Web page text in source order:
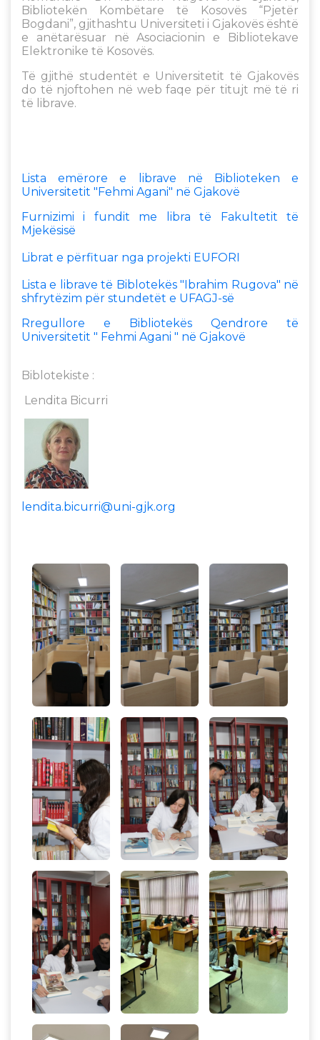
Bibliotekën Kombëtare të Kosovës “Pjetër
Bogdani”, gjithashtu Universiteti i Gjakovës është
e anëtarësuar në Asociacionin e Bibliotekave
Elektronike të Kosovës.
Të gjithë studentët e Universitetit të Gjakovës
do të njoftohen në web faqe për titujt më të ri
të librave.
Lista emërore e librave në Biblioteken e
Universitetit "Fehmi Agani" në Gjakovë
Furnizimi i fundit me libra të Fakultetit të
Mjekësisë
Librat e përfituar nga projekti EUFORI
Lista e librave të Biblotekës "Ibrahim Rugova" në
shfrytëzim për stundetët e UFAGJ-së
Rregullore e Bibliotekës Qendrore të
Universitetit " Fehmi Agani " në Gjakovë
Biblotekiste :
Lendita Bicurri
lendita.bicurri@uni-gjk.org